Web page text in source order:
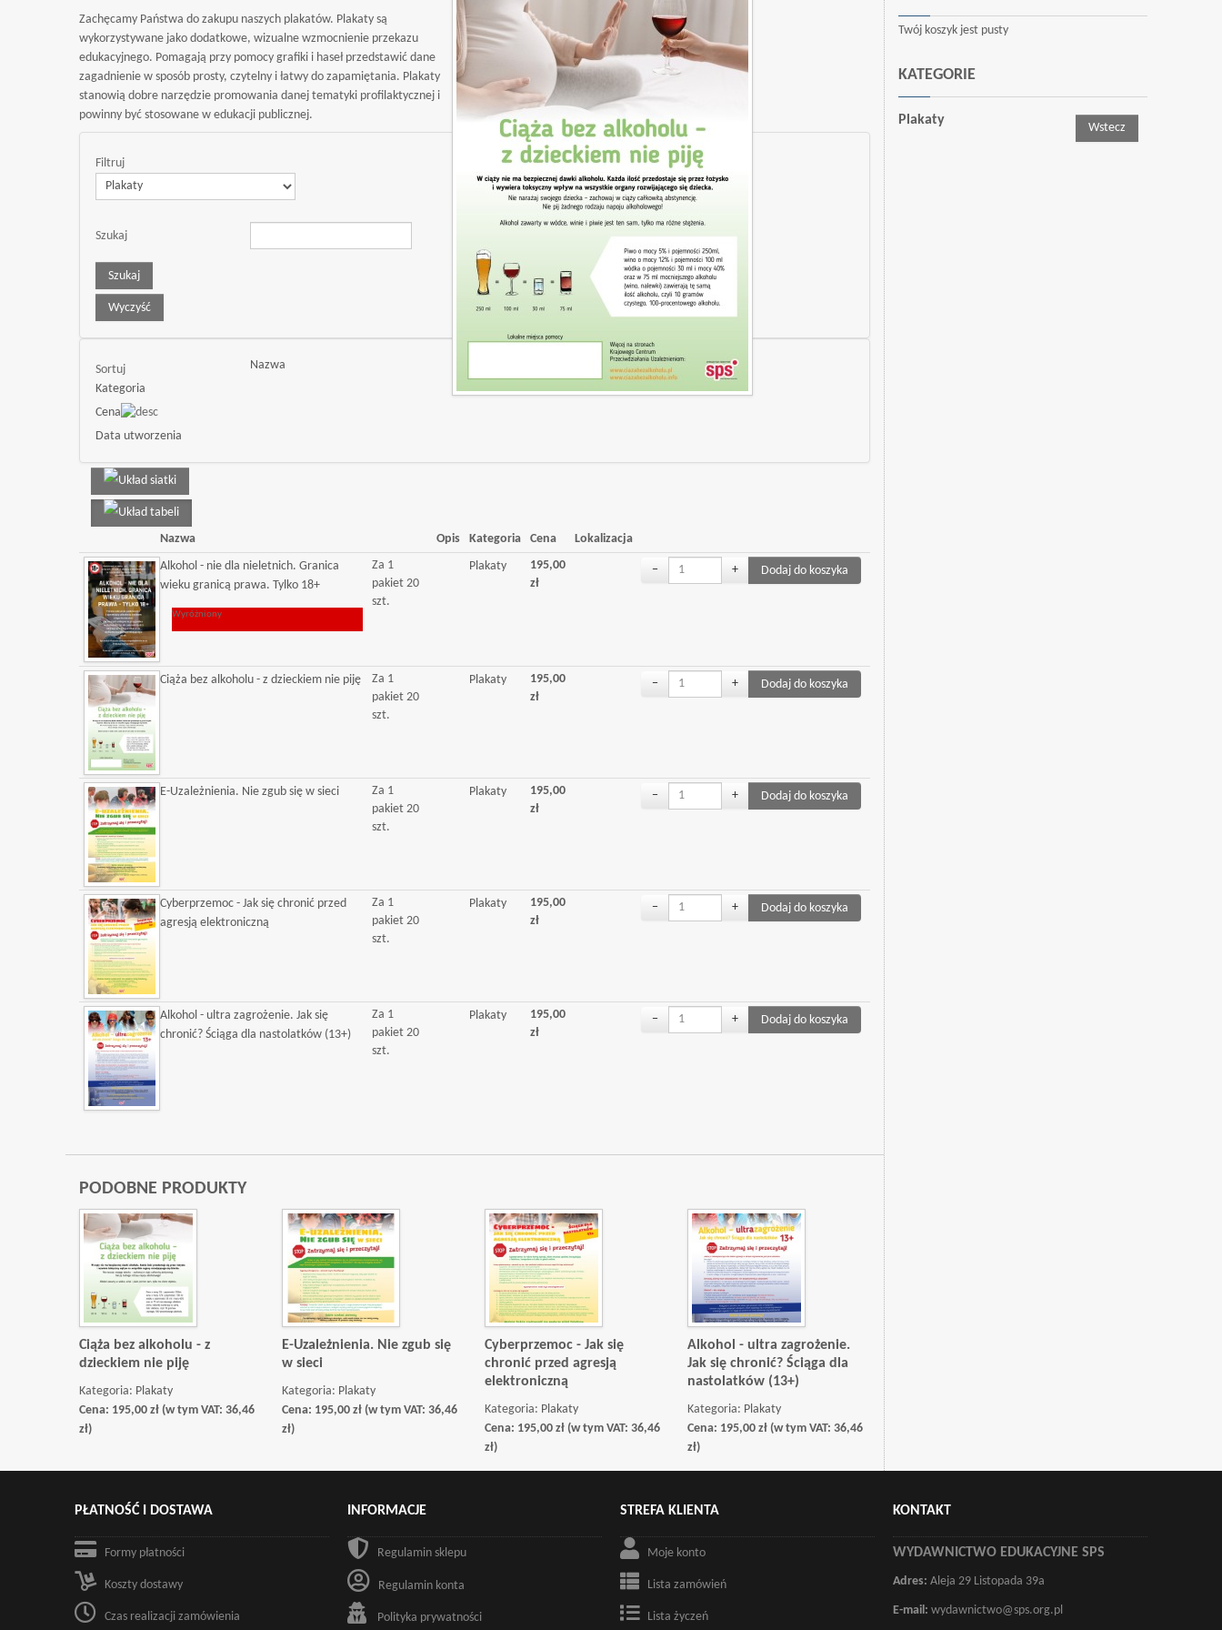
Zachęcamy Państwa do zakupu naszych plakatów. Plakaty są
wykorzystywane jako dodatkowe, wizualne wzmocnienie przekazu
edukacyjnego. Pomagają przy pomocy grafiki i haseł przedstawić dane
zagadnienie w sposób prosty, czytelny i łatwy do zapamiętania. Plakaty
stanowią dobre narzędzie promowania danej tematyki profilaktycznej i
powinny być stosowane w edukacji publicznej.
Filtruj
Szukaj
Sortuj
Nazwa
Kategoria
Cena
Data utworzenia
Nazwa Opis Kategoria Cena
Lokalizacja
Alkohol - nie dla nieletnich. Granica
wieku granicą prawa. Tylko 18+
Wyróżniony
Za 1
pakiet 20
szt.
Plakaty
195,00
zł
− +
Ciąża bez alkoholu - z dzieckiem nie piję
Za 1
pakiet 20
szt.
Plakaty
195,00
zł
− +
E-Uzależnienia. Nie zgub się w sieci
Za 1
pakiet 20
szt.
Plakaty
195,00
zł
− +
Cyberprzemoc - Jak się chronić przed
agresją elektroniczną
Za 1
pakiet 20
szt.
Plakaty
195,00
zł
− +
Alkohol - ultra zagrożenie. Jak się
chronić? Ściąga dla nastolatków (13+)
Za 1
pakiet 20
szt.
Plakaty
195,00
zł
− +
PODOBNE PRODUKTY
Ciąża bez alkoholu - z
dzieckiem nie piję
Kategoria: Plakaty
Cena: 195,00 zł (w tym VAT: 36,46
zł)
E-Uzależnienia. Nie zgub się
w sieci
Kategoria: Plakaty
Cena: 195,00 zł (w tym VAT: 36,46
zł)
Cyberprzemoc - Jak się
chronić przed agresją
elektroniczną
Kategoria: Plakaty
Cena: 195,00 zł (w tym VAT: 36,46
zł)
Alkohol - ultra zagrożenie.
Jak się chronić? Ściąga dla
nastolatków (13+)
Kategoria: Plakaty
Cena: 195,00 zł (w tym VAT: 36,46
zł)
Twój koszyk jest pusty
KATEGORIE
Plakaty
Wstecz
PŁATNOŚĆ I DOSTAWA
Formy płatności
Koszty dostawy
Czas realizacji zamówienia
INFORMACJE
Regulamin sklepu
Regulamin konta
Polityka prywatności
STREFA KLIENTA
Moje konto
Lista zamówień
Lista życzeń
KONTAKT
WYDAWNICTWO EDUKACYJNE SPS
Adres: Aleja 29 Listopada 39a
E-mail: wydawnictwo@sps.org.pl